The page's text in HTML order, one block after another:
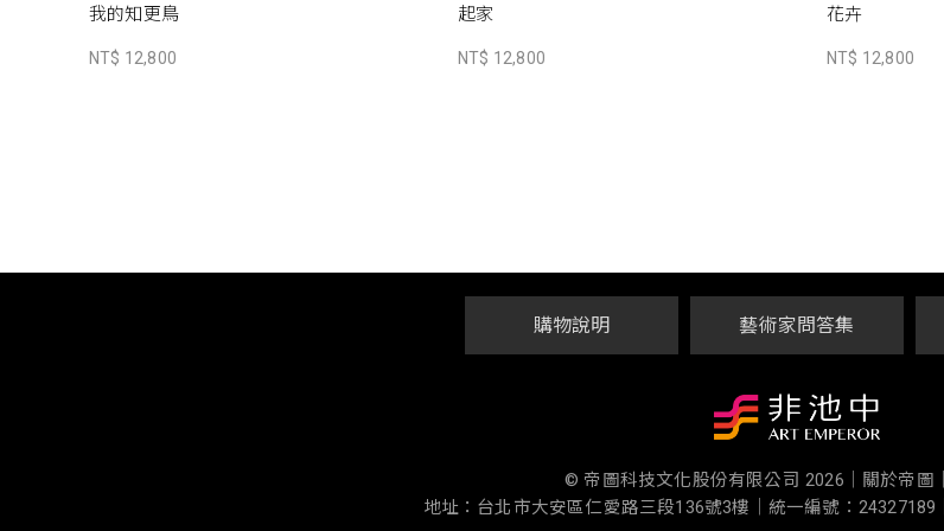
我的知更鳥
NT$ 12,800
起家
NT$ 12,800
花卉
NT$ 12,800
購物說明 藝術家問答集
© 帝圖科技文化股份有限公司 2026 關於帝圖｜
地址：台北市大安區仁愛路三段136號3樓
統一編號：24327189